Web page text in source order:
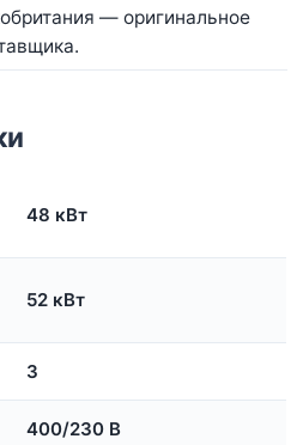
— оригинальное
48 кВт
52 кВт
3
400/230 В